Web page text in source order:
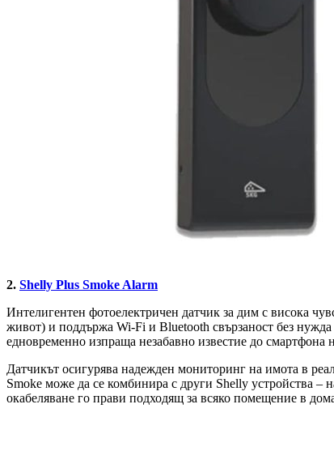
2. Shelly Plus Smoke Alarm
Интелигентен фотоелектричен датчик за дим с висока
живот) и поддържа Wi-Fi и Bluetooth свързаност без
едновременно изпраща незабавно известие до смартфона
Датчикът осигурява надежден мониторинг на имота в
Smoke може да се комбинира с други Shelly устройства –
окабеляване го прави подходящ за всяко помещение в